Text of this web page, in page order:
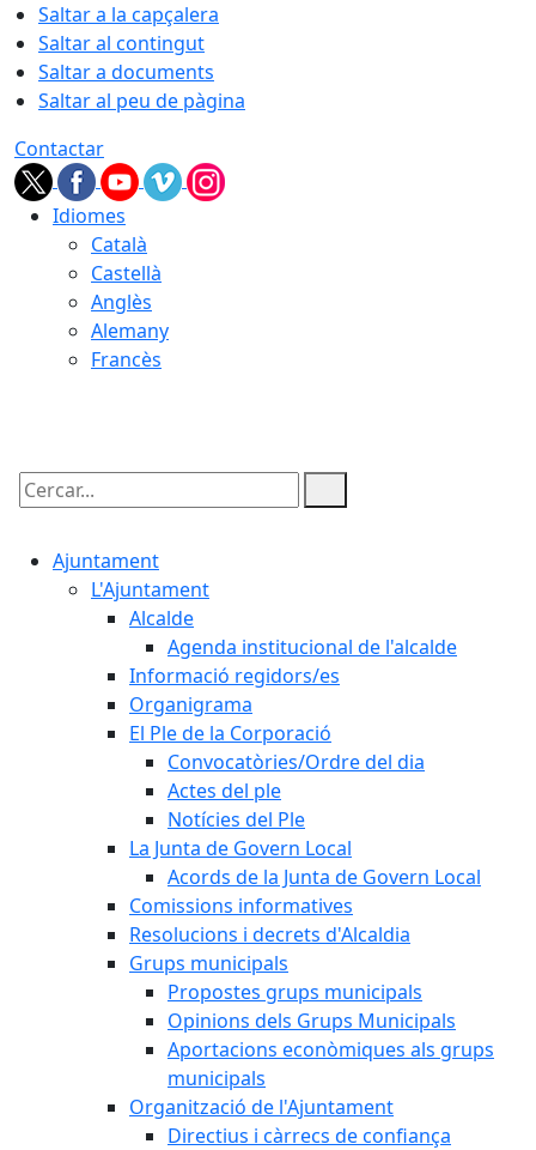
Saltar a la capçalera
Saltar al contingut
Saltar a documents
Saltar al peu de pàgina
Contactar
Idiomes
Català
Castellà
Anglès
Alemany
Francès
Cercar:
Ajuntament
L'Ajuntament
Alcalde
Agenda institucional de l'alcalde
Informació regidors/es
Organigrama
El Ple de la Corporació
Convocatòries/Ordre del dia
Actes del ple
Notícies del Ple
La Junta de Govern Local
Acords de la Junta de Govern Local
Comissions informatives
Resolucions i decrets d'Alcaldia
Grups municipals
Propostes grups municipals
Opinions dels Grups Municipals
Aportacions econòmiques als grups
municipals
Organització de l'Ajuntament
Directius i càrrecs de confiança